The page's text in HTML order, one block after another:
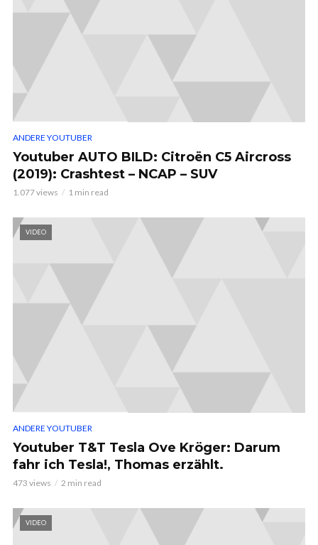
ANDERE YOUTUBER
Youtuber AUTO BILD: Citroën C5 Aircross
(2019): Crashtest – NCAP – SUV
1.077 views 1 min read
VIDEO
ANDERE YOUTUBER
Youtuber T&T Tesla Ove Kröger: Darum
fahr ich Tesla!, Thomas erzählt.
473 views 2 min read
VIDEO